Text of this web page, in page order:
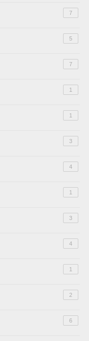
7
5
7
1
1
3
4
1
3
4
1
2
6